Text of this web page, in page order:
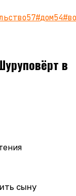
57#дом54#
в
сыну